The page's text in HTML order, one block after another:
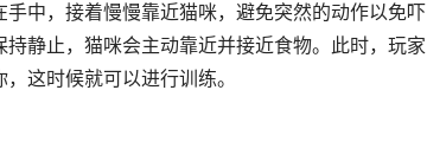
中，接着慢慢靠近猫咪，避免突然的动作以免吓
静止，猫咪会主动靠近并接近食物。此时，玩家
这时候就可以进行训练。